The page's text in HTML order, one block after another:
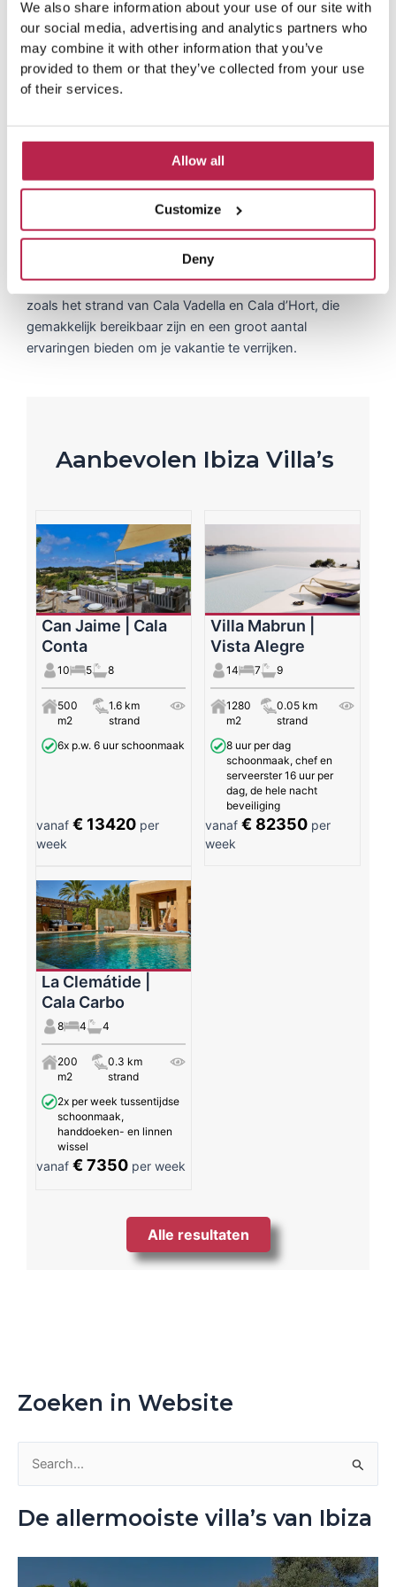
We also share information about your use of our site with
our social media, advertising and analytics partners who
may combine it with other information that you’ve
provided to them or that they’ve collected from your use
of their services.
Allow all
Customize
Deny
Plan je bezoek
vakantievoorkeuren passen. Vooraf boeken wordt sterk
aangeraden om de beste accommodaties en diensten te
van de zomermaanden of de vredige ambiance van de
koudste maand, Cala Carbo biedt het hele jaar door een
onvergetelijke ervaring. Om je bezoek nog aangenamer
te maken, kun je de nabijgelegen attracties verkennen,
zoals het strand van Cala Vadella en Cala d’Hort, die
gemakkelijk bereikbaar zijn en een groot aantal
ervaringen bieden om je vakantie te verrijken.
Aanbevolen Ibiza Villa’s
Can Jaime | Cala
Conta
10 5 8
500
m2
1.6 km
strand
6x p.w. 6 uur schoonmaak
vanaf € 13420 per
week
Villa Mabrun |
Vista Alegre
14 7 9
1280
m2
0.05 km
strand
8 uur per dag
schoonmaak, chef en
serveerster 16 uur per
dag, de hele nacht
beveiliging
vanaf€ 82350 per
week
La Clemátide |
Cala Carbo
8 4 4
200
m2
0.3 km
strand
2x per week tussentijdse
schoonmaak,
handdoeken- en linnen
wissel
vanaf € 7350 per week
Alle resultaten
Zoeken in Website
De allermooiste villa’s van Ibiza